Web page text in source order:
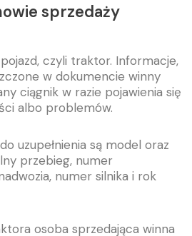
sprzedaży
czyli traktor. Informacje,
w dokumencie winny
ciągnik w razie pojawienia się
albo problemów.
uzupełnienia są model oraz
przebieg, numer
numer silnika i rok
osoba sprzedająca winna